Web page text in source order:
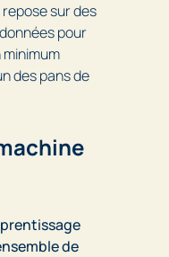
sur des
pour
des pans de
de